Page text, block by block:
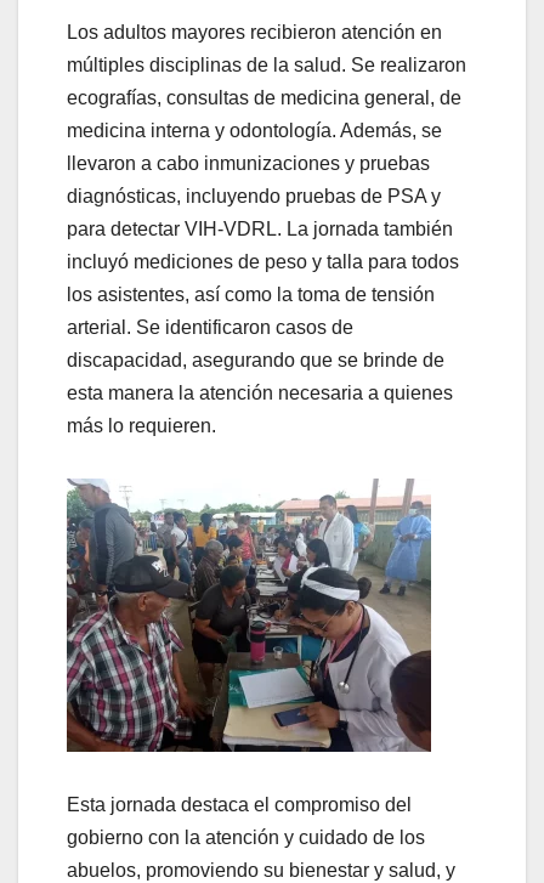
Los adultos mayores recibieron atención en
múltiples disciplinas de la salud. Se realizaron
ecografías, consultas de medicina general, de
medicina interna y odontología. Además, se
llevaron a cabo inmunizaciones y pruebas
diagnósticas, incluyendo pruebas de PSA y
para detectar VIH-VDRL. La jornada también
incluyó mediciones de peso y talla para todos
los asistentes, así como la toma de tensión
arterial. Se identificaron casos de
discapacidad, asegurando que se brinde de
esta manera la atención necesaria a quienes
más lo requieren.
Esta jornada destaca el compromiso del
gobierno con la atención y cuidado de los
abuelos, promoviendo su bienestar y salud, y